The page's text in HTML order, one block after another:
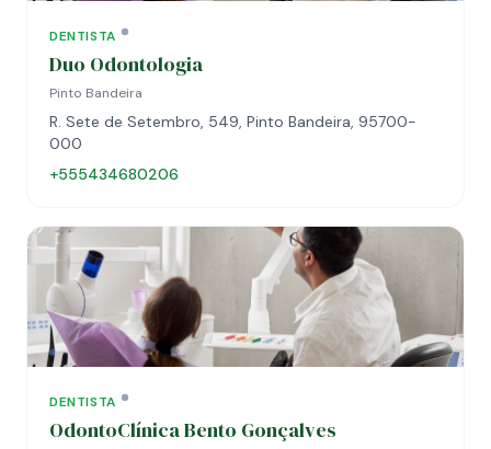
DENTISTA
Duo Odontologia
Pinto Bandeira
R. Sete de Setembro, 549, Pinto Bandeira, 95700-
000
+555434680206
DENTISTA
OdontoClínica Bento Gonçalves